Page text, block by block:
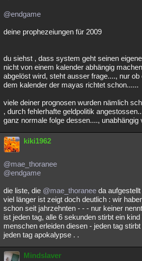
@endgame
deine prophezeiungen für 2009
du siehst , dass system geht seinen
nicht von einem kalender abhängig
abgelöst wird, steht ausser frage...., nur
dem kalender der mayas richtet schon......
viele deiner prognosen wurden nämlich
, durch fehlerhafte geldpolitik
ganz normale folge dessen....,
kiki1962
@mae_thoranee
@endgame
die liste, die @mae_thoranee da
viel länger ist zeigt doch deutlich : wir
schon seit jahrzehnten - - - nur keiner
ist jeden tag, alle 6 sekunden stirbt ein
menschen erleiden diesen - jeden tag
jeden tag apokalypse . .
Mindslaver